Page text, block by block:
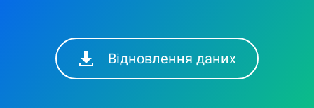
Відновлення даних